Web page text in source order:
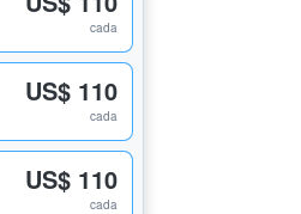
cada
US$ 110
cada
US$ 110
cada